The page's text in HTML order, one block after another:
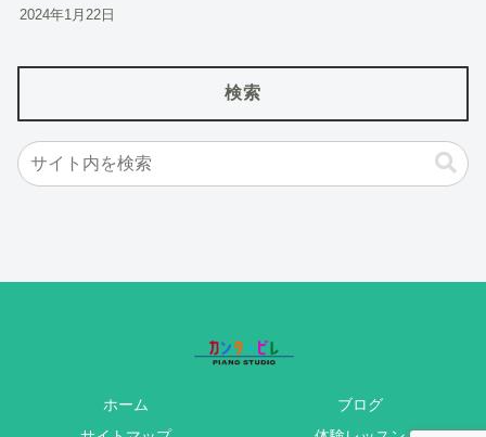
2024年1月22日
検索
ホーム
ブログ